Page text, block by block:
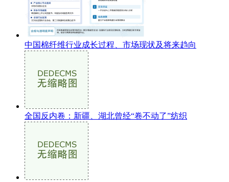
中国棉纤维行业成长过程、市场现状及将来趋向
全国反内卷：新疆、湖北曾经“卷不动了”纺织